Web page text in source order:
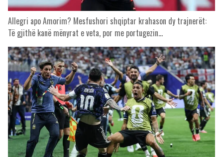
Allegri apo Amorim? Mesfushori shqiptar krahason dy trajnerët:
Të gjithë kanë mënyrat e veta, por me portugezin…